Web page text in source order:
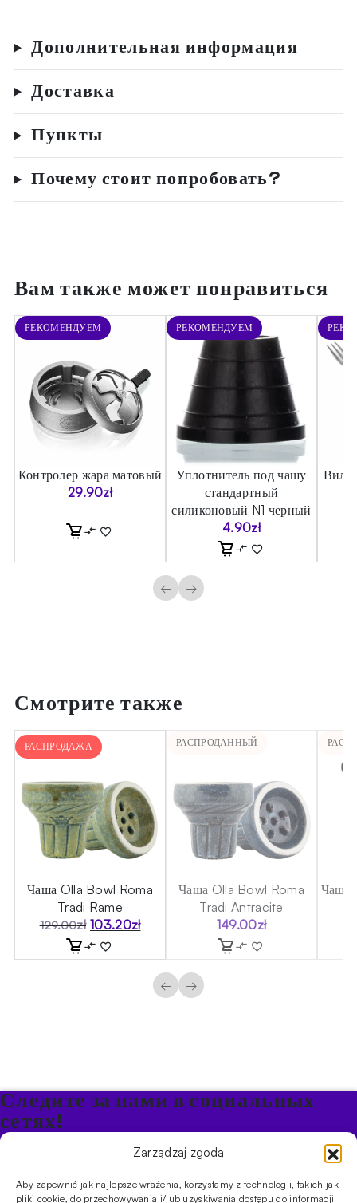
Zarządzaj zgodą
Aby zapewnić jak najlepsze wrażenia, korzystamy z technologii, takich jak
pliki cookie, do przechowywania i/lub uzyskiwania dostępu do informacji
Дополнительная информация
Доставка
Пункты
Почему стоит попробовать?
Вам также может понравиться
РЕКОМЕНДУЕМ
Контролер жара матовый
29.90zł
РЕКОМЕНДУЕМ
Уплотнитель под чашу
стандартный
силиконовый N1 черный
4.90zł
← →
Смотрите также
РАСПРОДАЖА
Чаша Olla Bowl Roma
Tradi Rame
129.00zł Первоначальная
цена
103.20zł
Текущая
цена:
РАСПРОДАННЫЙ
Чаша Olla Bowl Roma
Tradi Antracite
149.00zł
Чаша
← →
Следите за нами в социальных
сетях!
Будьте в курсе акций и новостей в Кальяне
ПРОДУКТЫ